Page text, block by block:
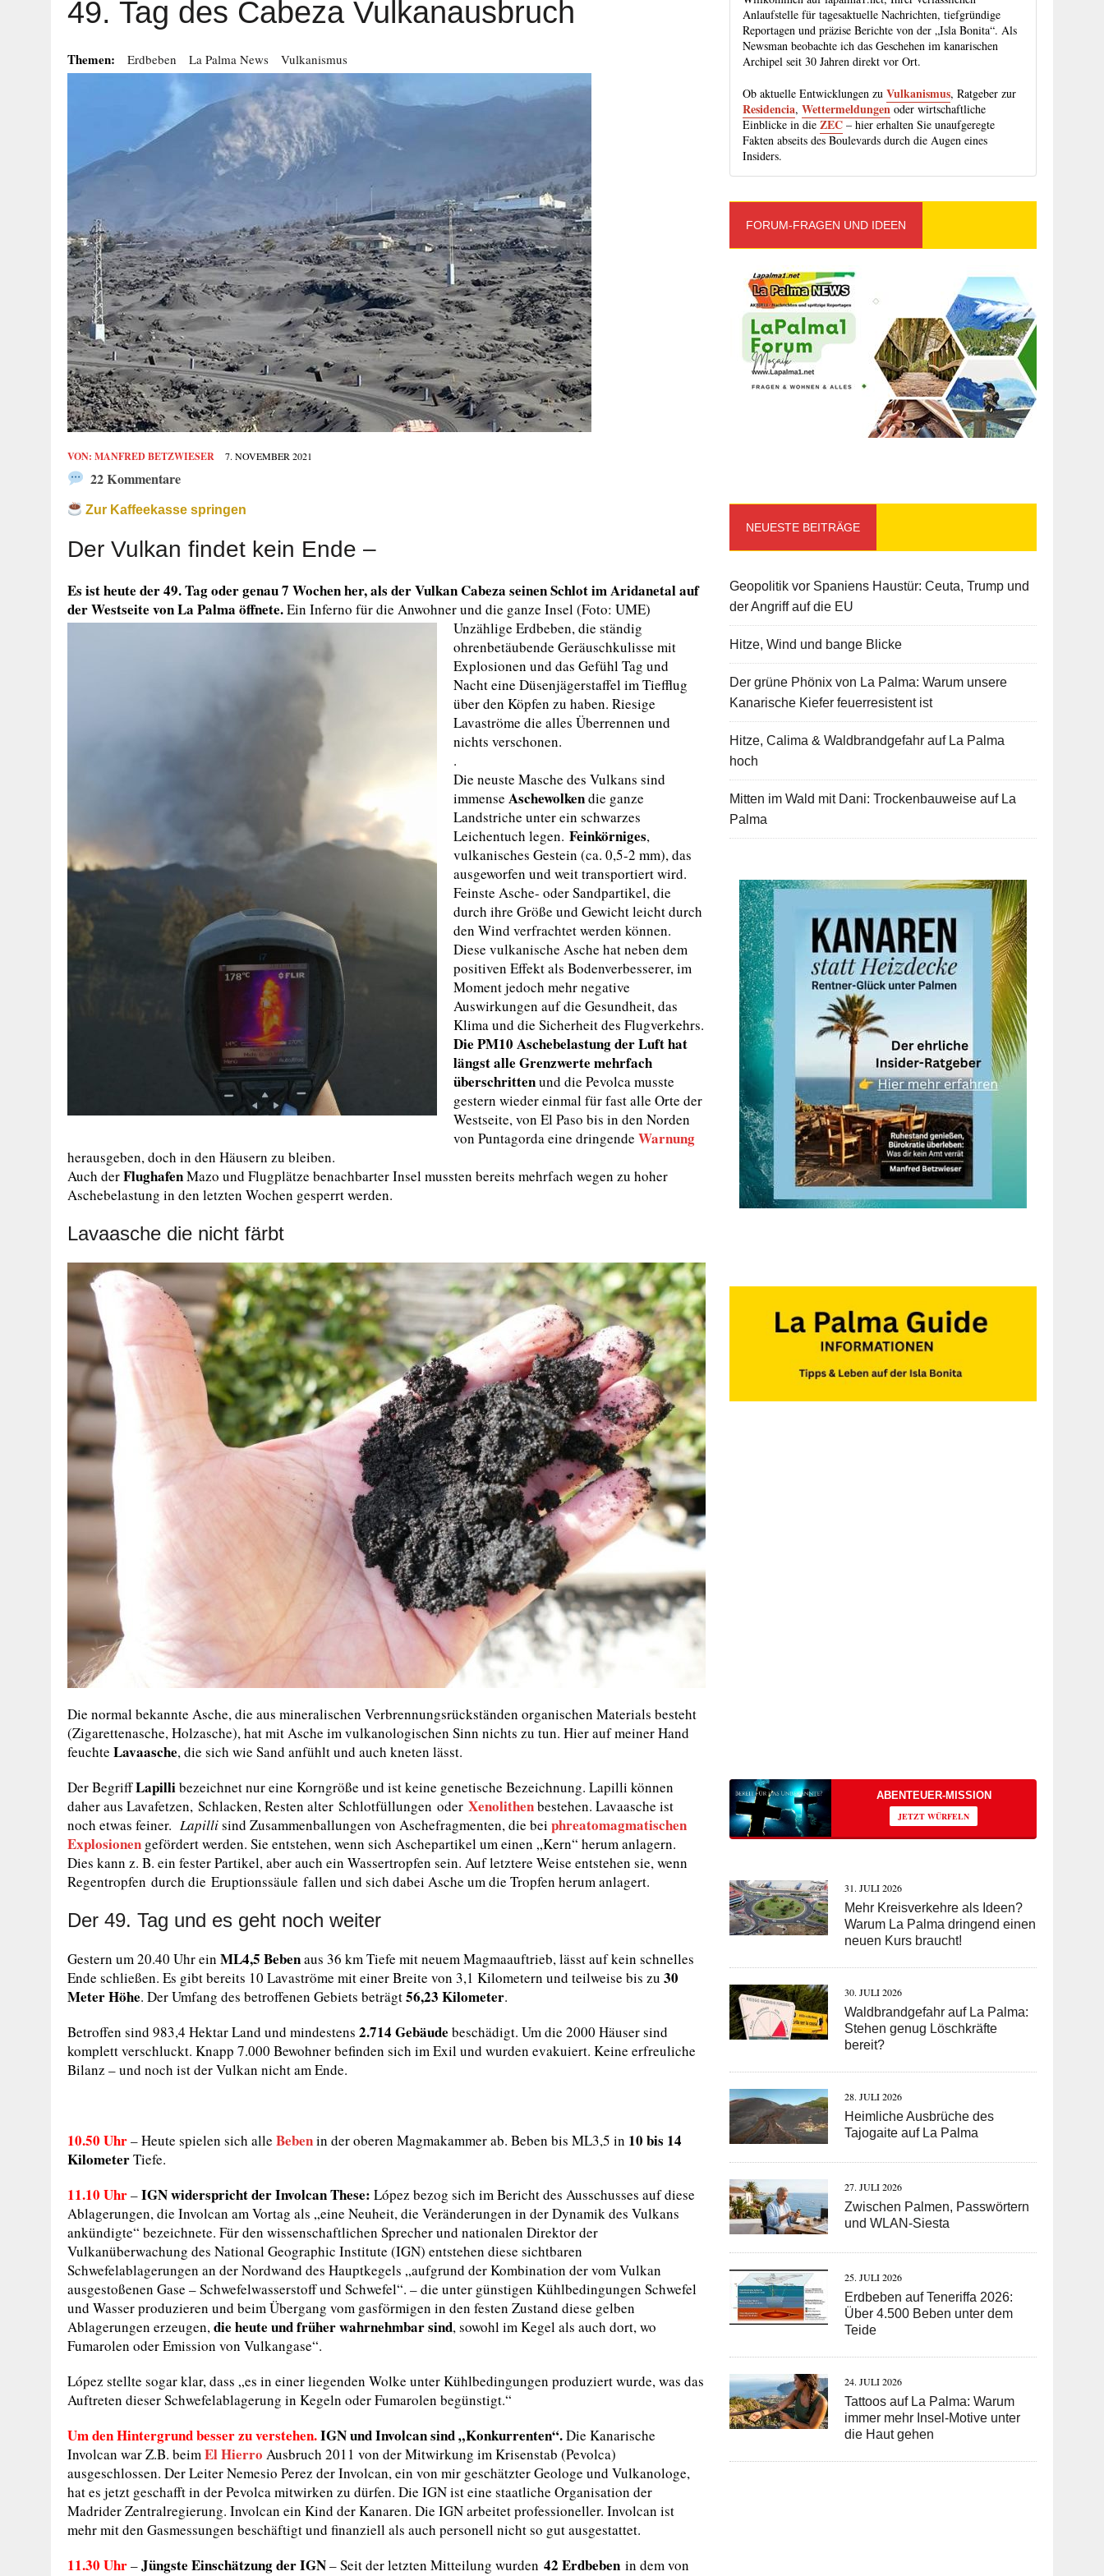
49. Tag des Cabeza Vulkanausbruch
Themen: Erdbeben La Palma News Vulkanismus
VON: MANFRED BETZWIESER 7. NOVEMBER 2021
22 Kommentare
Zur Kaffeekasse springen
Der Vulkan findet kein Ende –
Es ist heute der 49. Tag oder genau 7 Wochen her, als der Vulkan Cabeza seinen Schlot im Aridanetal auf
der Westseite von La Palma öffnete.Ein Inferno für die Anwohner und die ganze Insel (Foto: UME)
Unzählige Erdbeben, die ständig
ohrenbetäubende Geräuschkulisse mit
Explosionen und das Gefühl Tag und
Nacht eine Düsenjägerstaffel im Tiefflug
über den Köpfen zu haben. Riesige
Lavaströme die alles Überrennen und
nichts verschonen.
.
Die neuste Masche des Vulkans sind
immense Aschewolkendie ganze
Landstriche unter ein schwarzes
Leichentuch legen. Feinkörniges,
vulkanisches Gestein (ca. 0,5-2 mm), das
ausgeworfen und weit transportiert wird.
Feinste Asche- oder Sandpartikel, die
durch ihre Größe und Gewicht leicht durch
den Wind verfrachtet werden können.
Diese vulkanische Asche hat neben dem
positiven Effekt als Bodenverbesserer, im
Moment jedoch mehr negative
Auswirkungen auf die Gesundheit, das
Klima und die Sicherheit des Flugverkehrs.
Die PM10 Aschebelastung der Luft hat
längst alle Grenzwerte mehrfach
überschrittenund die Pevolca musste
gestern wieder einmal für fast alle Orte der
Westseite, von El Paso bis in den Norden
von Puntagorda eine dringende Warnung
herausgeben, doch in den Häusern zu bleiben.
Auch derFlughafenMazo und Flugplätze benachbarter Insel mussten bereits mehrfach wegen zu hoher
Aschebelastung in den letzten Wochen gesperrt werden.
Lavaasche die nicht färbt
Die normal bekannte Asche, die aus mineralischen Verbrennungsrückständen organischen Materials besteht
(Zigarettenasche, Holzasche), hat mit Asche im vulkanologischen Sinn nichts zu tun. Hier auf meiner Hand
feuchte Lavaasche, die sich wie Sand anfühlt und auch kneten lässt.
Der BegriffLapillibezeichnet nur eine Korngröße und ist keine genetische Bezeichnung. Lapilli können
daher aus Lavafetzen, Schlacken, Resten alter Schlotfüllungen oder Xenolithenbestehen. Lavaasche ist
noch etwas feiner. Lapillisind Zusammenballungen von Aschefragmenten, die bei phreatomagmatischen
Explosionen gefördert werden. Sie entstehen, wenn sich Aschepartikel um einen „Kern“ herum anlagern.
Dies kann z. B. ein fester Partikel, aber auch ein Wassertropfen sein. Auf letztere Weise entstehen sie, wenn
Regentropfen durch die Eruptionssäule fallen und sich dabei Asche um die Tropfen herum anlagert.
Der 49. Tag und es geht noch weiter
Gestern um 20.40 Uhr ein ML4,5 Bebenaus 36 km Tiefe mit neuem Magmaauftrieb, lässt auf kein schnelles
Ende schließen. Es gibt bereits 10 Lavaströme mit einer Breite von 3,1 Kilometern und teilweise bis zu 30
Meter Höhe. Der Umfang des betroffenen Gebiets beträgt56,23 Kilometer.
Betroffen sind 983,4 Hektar Land und mindestens 2.714 Gebäude beschädigt. Um die 2000 Häuser sind
komplett verschluckt. Knapp 7.000 Bewohner befinden sich im Exil und wurden evakuiert. Keine erfreuliche
Bilanz – und noch ist der Vulkan nicht am Ende.
10.50 Uhr– Heute spielen sich alle Bebenin der oberen Magmakammer ab. Beben bis ML3,5 in 10 bis 14
KilometerTiefe.
11.10 Uhr–IGN widerspricht der Involcan These: López bezog sich im Bericht des Ausschusses auf diese
Ablagerungen, die Involcan am Vortag als „eine Neuheit, die Veränderungen in der Dynamik des Vulkans
ankündigte“ bezeichnete. Für den wissenschaftlichen Sprecher und nationalen Direktor der
Vulkanüberwachung des National Geographic Institute (IGN) entstehen diese sichtbaren
Schwefelablagerungen an der Nordwand des Hauptkegels „aufgrund der Kombination der vom Vulkan
ausgestoßenen Gase – Schwefelwasserstoff und Schwefel“. – die unter günstigen Kühlbedingungen Schwefel
und Wasser produzieren und beim Übergang vom gasförmigen in den festen Zustand diese gelben
Ablagerungen erzeugen,die heute und früher wahrnehmbar sind, sowohl im Kegel als auch dort, wo
Fumarolen oder Emission von Vulkangase“.
López stellte sogar klar, dass „es in einer liegenden Wolke unter Kühlbedingungen produziert wurde, was das
Auftreten dieser Schwefelablagerung in Kegeln oder Fumarolen begünstigt.“
Um den Hintergrund besser zu verstehen.IGN und Involcan sind „Konkurrenten“.Die Kanarische
Involcan war Z.B. beimEl Hierro Ausbruch 2011 von der Mitwirkung im Krisenstab (Pevolca)
ausgeschlossen. Der Leiter Nemesio Perez der Involcan, ein von mir geschätzter Geologe und Vulkanologe,
hat es jetzt geschafft in der Pevolca mitwirken zu dürfen. Die IGN ist eine staatliche Organisation der
Madrider Zentralregierung. Involcan ein Kind der Kanaren. Die IGN arbeitet professioneller. Involcan ist
mehr mit den Gasmessungen beschäftigt und finanziell als auch personell nicht so gut ausgestattet.
11.30 Uhr–Jüngste Einschätzung der IGN– Seit der letzten Mitteilung wurden 42 Erdbeben in dem von
Anlaufstelle für tagesaktuelle Nachrichten, tiefgründige
Reportagen und präzise Berichte von der „Isla Bonita“. Als
Newsman beobachte ich das Geschehen im kanarischen
Archipel seit 30 Jahren direkt vor Ort.
Ob aktuelle Entwicklungen zuVulkanismus, Ratgeber zur
Residencia,Wettermeldungen oder wirtschaftliche
Einblicke in dieZEC – hier erhalten Sie unaufgeregte
Fakten abseits des Boulevards durch die Augen eines
Insiders.
FORUM-FRAGEN UND IDEEN
NEUESTE BEITRÄGE
Geopolitik vor Spaniens Haustür: Ceuta, Trump und
der Angriff auf die EU
Hitze, Wind und bange Blicke
Der grüne Phönix von La Palma: Warum unsere
Kanarische Kiefer feuerresistent ist
Hitze, Calima & Waldbrandgefahr auf La Palma
hoch
Mitten im Wald mit Dani: Trockenbauweise auf La
Palma
ABENTEUER-MISSION
JETZT WÜRFELN
31. JULI 2026
Mehr Kreisverkehre als Ideen?
Warum La Palma dringend einen
neuen Kurs braucht!
30. JULI 2026
Waldbrandgefahr auf La Palma:
Stehen genug Löschkräfte
bereit?
28. JULI 2026
Heimliche Ausbrüche des
Tajogaite auf La Palma
27. JULI 2026
Zwischen Palmen, Passwörtern
und WLAN-Siesta
25. JULI 2026
Erdbeben auf Teneriffa 2026:
Über 4.500 Beben unter dem
Teide
24. JULI 2026
Tattoos auf La Palma: Warum
immer mehr Insel-Motive unter
die Haut gehen